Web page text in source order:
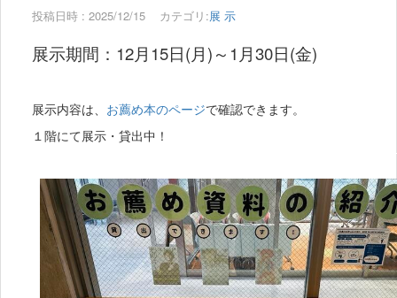
投稿日時 : 2025/12/15 カテゴリ:展 示
展示期間：12月15日(月)～1月30日(金)
展示内容は、 お薦め本のページで確認できます。
１階にて展示・貸出中！